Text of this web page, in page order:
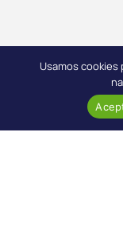
Usamos